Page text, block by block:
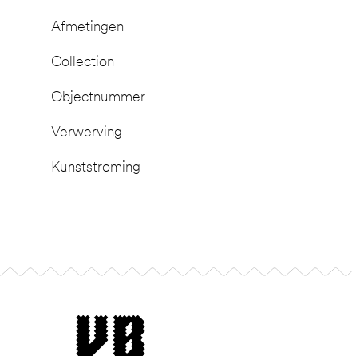
Afmetingen
Collection
Objectnummer
Verwerving
Kunststroming
museum van Bommel van Dam